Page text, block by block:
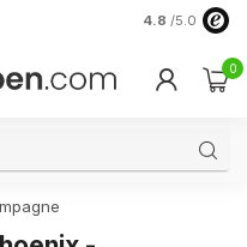
4.8 /5.0
0